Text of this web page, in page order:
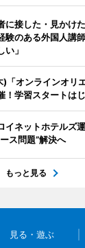
に接した・見かけ
験のある外国人講
」
)「オンラインオリ
学習スタートはじ
イネットホテルズ
ス問題”解決へ
もっと見る
見る・遊ぶ